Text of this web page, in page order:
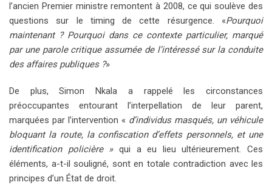
l’ancien Premier ministre remontent à 2008, ce qui soulève des
questions sur le timing de cette résurgence. «Pourquoi
maintenant ? Pourquoi dans ce contexte particulier, marqué
par une parole critique assumée de l’intéressé sur la conduite
des affaires publiques ?»
De plus, Simon Nkala a rappelé les circonstances
préoccupantes entourant l’interpellation de leur parent,
marquées par l’intervention « d’individus masqués, un véhicule
bloquant la route, la confiscation d’effets personnels, et une
identification policière »qui a eu lieu ultérieurement. Ces
éléments, a-t-il souligné, sont en totale contradiction avec les
principes d’un État de droit.